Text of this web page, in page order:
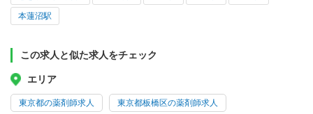
本蓮沼駅
この求人と似た求人をチェック
エリア
東京都の薬剤師求人 東京都板橋区の薬剤師求人